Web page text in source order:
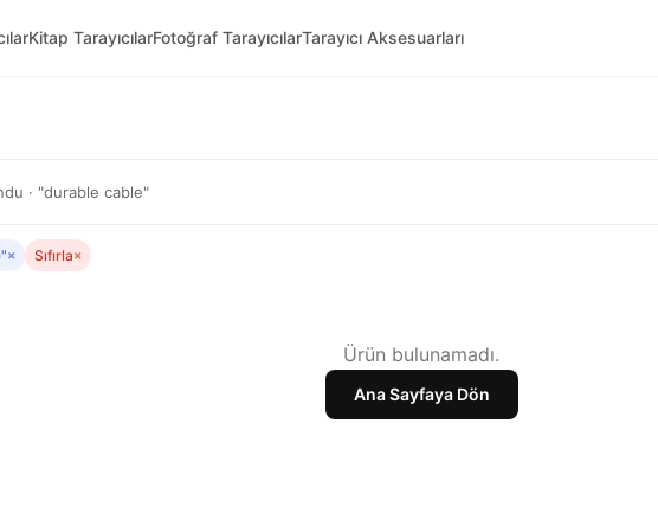
Kitap TarayıcılarFotoğraf TarayıcılarTarayıcı Aksesuarları
· "durable cable"
× Sıfırla×
Ürün bulunamadı.
Ana Sayfaya Dön